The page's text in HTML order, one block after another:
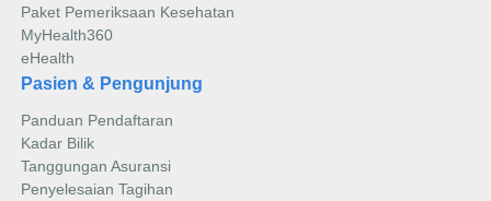
Paket Pemeriksaan Kesehatan
MyHealth360
eHealth
Pasien & Pengunjung
Panduan Pendaftaran
Kadar Bilik
Tanggungan Asuransi
Penyelesaian Tagihan